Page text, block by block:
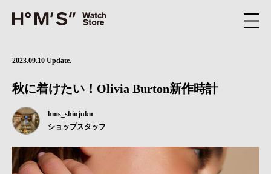
2023.09.10 Update.
秋に着けたい！Olivia Burton新作時計
hms_shinjuku
ショップスタッフ